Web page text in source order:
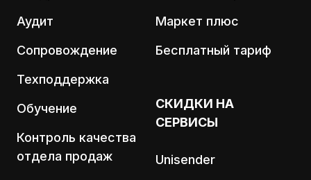
Аудит
Сопровождение
Техподдержка
Обучение
Контроль качества
отдела продаж
Маркет плюс
Бесплатный тариф
СКИДКИ НА
СЕРВИСЫ
Unisender